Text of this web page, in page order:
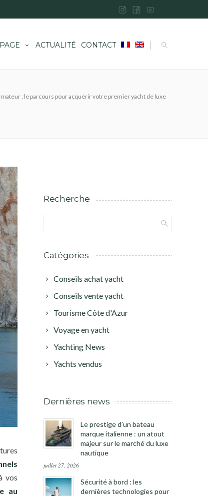
ACTUALITÉ CONTACT |
: le parcours pour acquérir votre premier yacht de luxe
vos
au
Recherche
Catégories
Conseils achat yacht
Conseils vente yacht
Tourisme Côte d'Azur
Voyage en yacht
Yachting News
Yachts vendus
Dernières news
Le prestige d’un bateau
marque italienne : un atout
majeur sur le marché du luxe
nautique
juillet 27, 2026
Sécurité à bord : les
dernières technologies pour